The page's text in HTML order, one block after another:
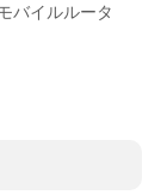
バイルルータ